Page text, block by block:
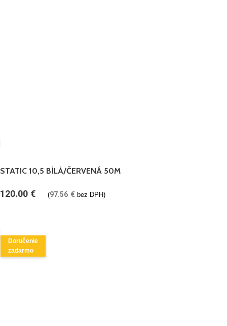
STATIC 10,5 BÍLÁ/ČERVENÁ 50M
120.00 € (97.56 € bez DPH)
Doručenie
zadarmo